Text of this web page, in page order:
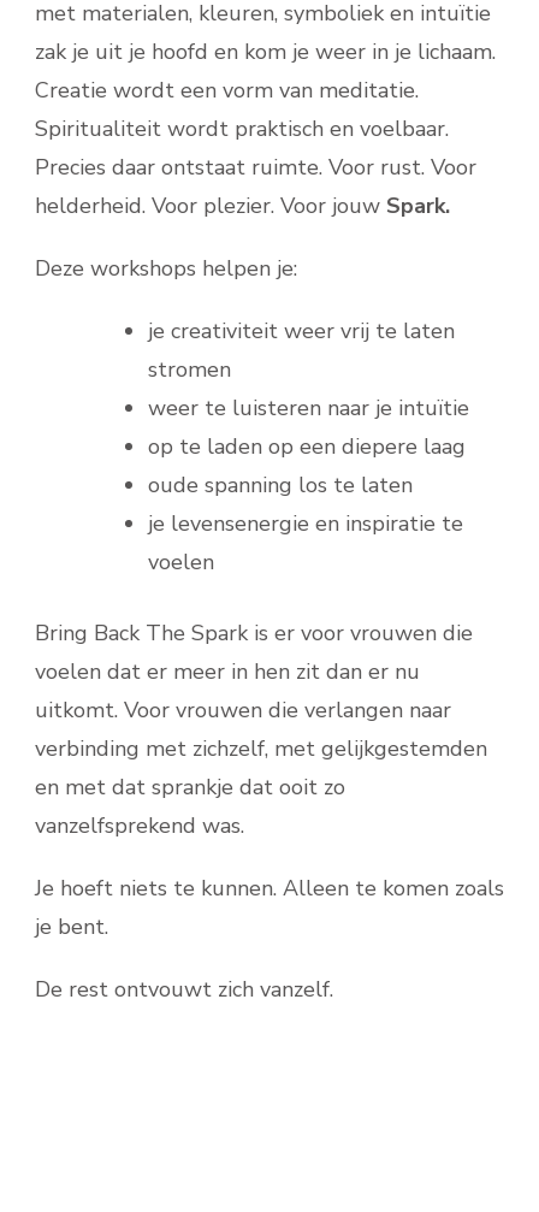
met materialen, kleuren, symboliek en intuïtie
zak je uit je hoofd en kom je weer in je lichaam.
Creatie wordt een vorm van meditatie.
Spiritualiteit wordt praktisch en voelbaar.
Precies daar ontstaat ruimte. Voor rust. Voor
helderheid. Voor plezier. Voor jouw Spark.
Deze workshops helpen je:
je creativiteit weer vrij te laten
stromen
weer te luisteren naar je intuïtie
op te laden op een diepere laag
oude spanning los te laten
je levensenergie en inspiratie te
voelen
Bring Back The Spark is er voor vrouwen die
voelen dat er meer in hen zit dan er nu
uitkomt. Voor vrouwen die verlangen naar
verbinding met zichzelf, met gelijkgestemden
en met dat sprankje dat ooit zo
vanzelfsprekend was.
Je hoeft niets te kunnen. Alleen te komen zoals
je bent.
De rest ontvouwt zich vanzelf.